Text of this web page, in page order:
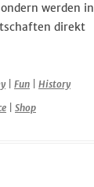
werden in
direkt
Fun History
Shop